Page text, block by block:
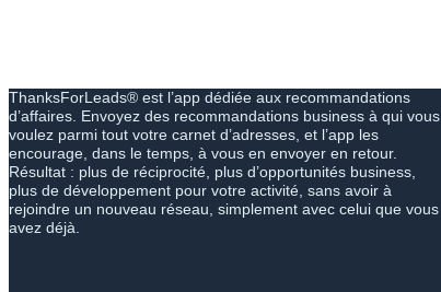
ThanksForLeads® est l’app dédiée aux recommandations
d’affaires. Envoyez des recommandations business à qui vous
voulez parmi tout votre carnet d’adresses, et l’app les
encourage, dans le temps, à vous en envoyer en retour.
Résultat : plus de réciprocité, plus d’opportunités business,
plus de développement pour votre activité, sans avoir à
rejoindre un nouveau réseau, simplement avec celui que vous
avez déjà.